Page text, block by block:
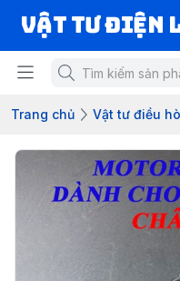
VẬT TƯ ĐIỆN
Trang chủ Vật tư điều